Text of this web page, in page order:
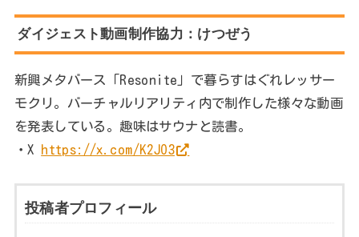
ダイジェスト動画制作協力：けつぜう
新興メタバース「Resonite」で暮らすはぐれレッサー
モクリ。バーチャルリアリティ内で制作した様々な動画
を発表している。趣味はサウナと読書。
・X https://x.com/K2JO3
投稿者プロフィール